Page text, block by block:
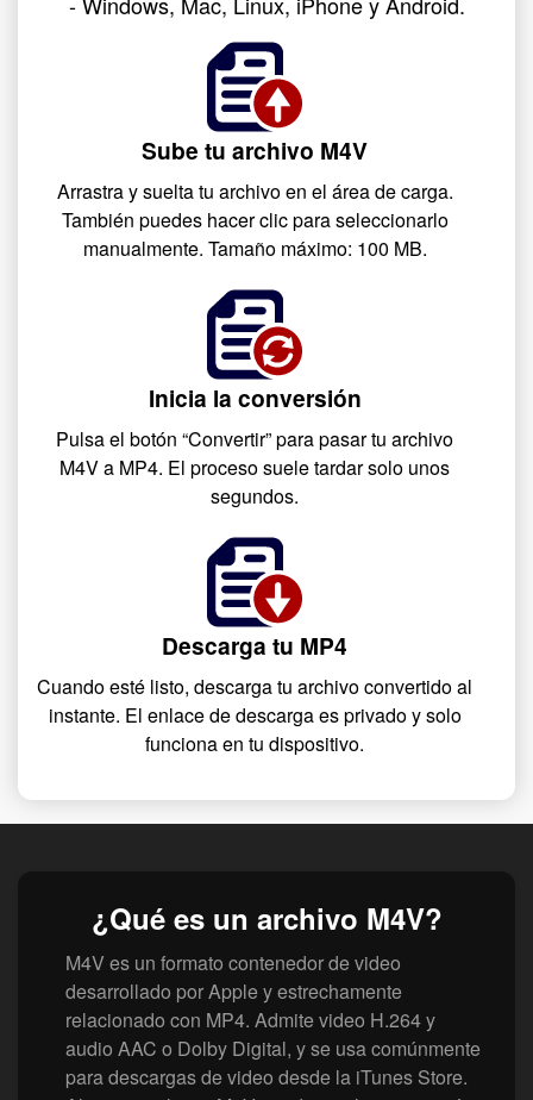
Sube tu archivo M4V
Arrastra y suelta tu archivo en el área de carga.
También puedes hacer clic para seleccionarlo
manualmente. Tamaño máximo: 100 MB.
Inicia la conversión
Pulsa el botón “Convertir” para pasar tu archivo
M4V a MP4. El proceso suele tardar solo unos
segundos.
Descarga tu MP4
Cuando esté listo, descarga tu archivo convertido al
instante. El enlace de descarga es privado y solo
funciona en tu dispositivo.
¿Qué es un archivo M4V?
M4V es un formato contenedor de video
desarrollado por Apple y estrechamente
relacionado con MP4. Admite video H.264 y
audio AAC o Dolby Digital, y se usa comúnmente
para descargas de video desde la iTunes Store.